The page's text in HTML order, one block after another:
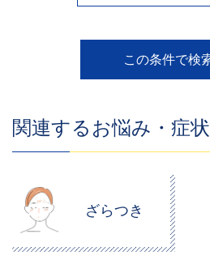
関連するお悩み・症状
ざらつき